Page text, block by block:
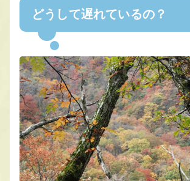
どうして遅れているの？